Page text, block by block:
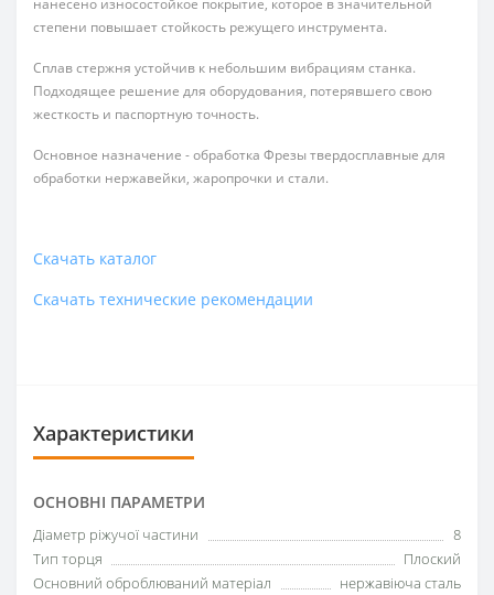
степени повышает стойкость режущего инструмента.
Сплав стержня устойчив к небольшим вибрациям станка.
Подходящее решение для оборудования, потерявшего свою
жесткость и паспортную точность.
Основное назначение - обработка Фрезы твердосплавные для
обработки нержавейки, жаропрочки и стали.
Скачать каталог
Скачать технические рекомендации
Характеристики
ОСНОВНІ ПАРАМЕТРИ
Діаметр ріжучої частини
8
Тип торця
Плоский
Основний оброблюваний матеріал
нержавіюча сталь